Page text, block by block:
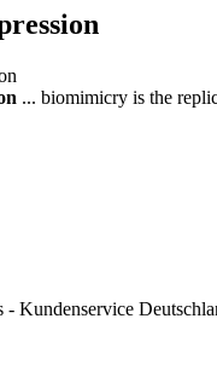
... biomimicry is the
- Kundenservice